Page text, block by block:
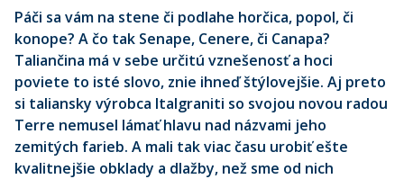
Páči sa vám na stene či podlahe horčica, popol, či
konope? A čo tak Senape, Cenere, či Canapa?
Taliančina má v sebe určitú vznešenosť a hoci
poviete to isté slovo, znie ihneď štýlovejšie. Aj preto
si taliansky výrobca Italgraniti so svojou novou radou
Terre nemusel lámať hlavu nad názvami jeho
zemitých farieb. A mali tak viac času urobiť ešte
kvalitnejšie obklady a dlažby, než sme od nich